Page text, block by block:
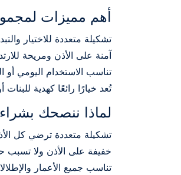
أهم مميزات
تشكيلة متعددة للاختيار
آمنة على الأذن ومريحة
تناسب الاستخدام اليومي أو
تُعد خيارًا رائعًا كهدية للبنات
لماذا ننصحك
تشكيلة متعددة ترضي كل
خفيفة على الأذن ولا تسبب
تناسب جميع الأعمار